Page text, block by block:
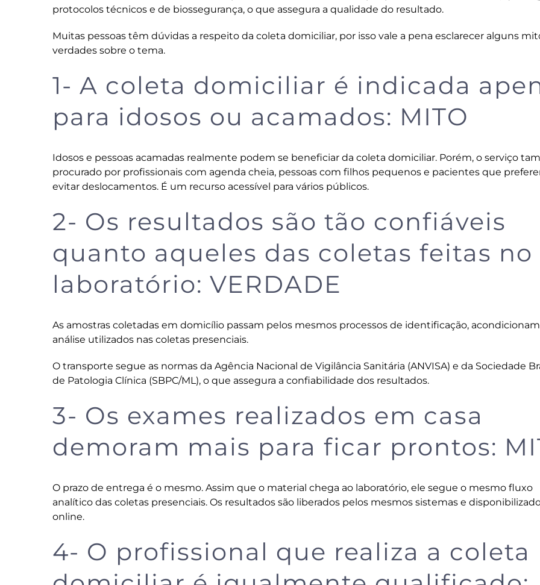
protocolos técnicos e de biossegurança, o que assegura a qualidade do resultado.
Muitas pessoas têm dúvidas a respeito da coleta domiciliar, por isso vale a pena esclarecer alguns
verdades sobre o tema.
1- A coleta domiciliar é indicada
para idosos ou acamados: MITO
Idosos e pessoas acamadas realmente podem se beneficiar da coleta domiciliar. Porém, o serviço
procurado por profissionais com agenda cheia, pessoas com filhos pequenos e pacientes que
evitar deslocamentos. É um recurso acessível para vários públicos.
2- Os resultados são tão confiáveis
quanto aqueles das coletas feitas no
laboratório: VERDADE
As amostras coletadas em domicílio passam pelos mesmos processos de identificação,
análise utilizados nas coletas presenciais.
O transporte segue as normas da Agência Nacional de Vigilância Sanitária (ANVISA) e da Sociedade
de Patologia Clínica (SBPC/ML), o que assegura a confiabilidade dos resultados.
3- Os exames realizados em casa
demoram mais para ficar prontos:
O prazo de entrega é o mesmo. Assim que o material chega ao laboratório, ele segue o mesmo fluxo
analítico das coletas presenciais. Os resultados são liberados pelos mesmos sistemas e
online.
4- O profissional que realiza a coleta